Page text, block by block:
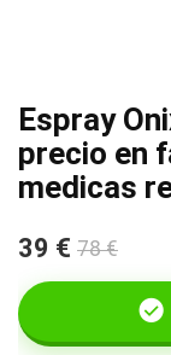
Espray
precio en
medicas
39 € 78 €